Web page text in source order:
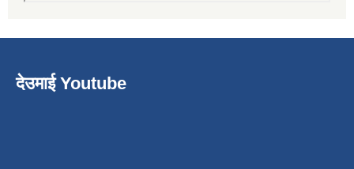
देउमाई Youtube